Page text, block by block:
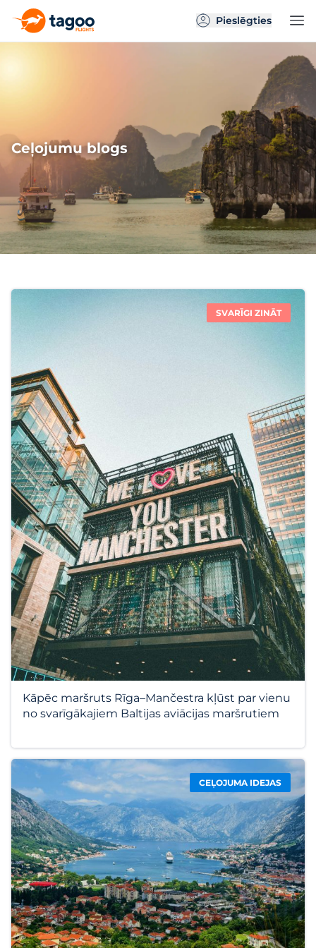
Pieslēgties
Ceļojumu blogs
SVARĪGI ZINĀT
Kāpēc maršruts Rīga–Mančestra kļūst par vienu
no svarīgākajiem Baltijas aviācijas maršrutiem
CEĻOJUMA IDEJAS